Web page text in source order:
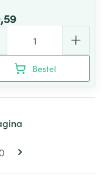
Bestel
pagina